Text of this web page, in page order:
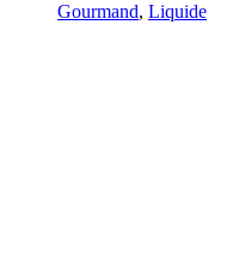
Gourmand, Liquide